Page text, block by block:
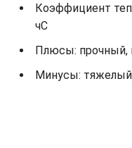
Коэффициент
чС
Плюсы: прочный,
Минусы: